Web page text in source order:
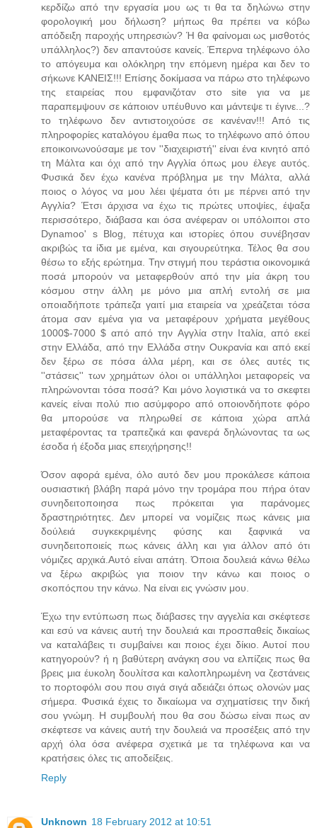
κερδίζω από την εργασία μου ως τι θα τα δηλώνω στην
φορολογική μου δήλωση? μήπως θα πρέπει να κόβω
απόδειξη παροχής υπηρεσιών? Ή θα φαίνομαι ως μισθοτός
υπάλληλος?) δεν απαντούσε κανείς. Έπερνα τηλέφωνο όλο
το απόγευμα και ολόκληρη την επόμενη ημέρα και δεν το
σήκωνε ΚΑΝΕΙΣ!!! Επίσης δοκίμασα να πάρω στο τηλέφωνο
της εταιρείας που εμφανιζόταν στο site για να με
παραπεμψουν σε κάποιον υπέυθυνο και μάντεψε τι έγινε...?
το τηλέφωνο δεν αντιστοιχούσε σε κανέναν!!! Από τις
πληροφορίες καταλόγου έμαθα πως το τηλέφωνο από όπου
εποικοινωνούσαμε με τον ''διαχειριστή'' είναι ένα κινητό από
τη Μάλτα και όχι από την Αγγλία όπως μου έλεγε αυτός.
Φυσικά δεν έχω κανένα πρόβλημα με την Μάλτα, αλλά
ποιος ο λόγος να μου λέει ψέματα ότι με πέρνει από την
Αγγλία? Έτσι άρχισα να έχω τις πρώτες υποψίες, έψαξα
περισσότερο, διάβασα και όσα ανέφεραν οι υπόλοιποι στο
Dynamoo' s Blog, πέτυχα και ιστορίες όπου συνέβησαν
ακριβώς τα ίδια με εμένα, και σιγουρεύτηκα. Τέλος θα σου
θέσω το εξής ερώτημα. Την στιγμή που τεράστια οικονομικά
ποσά μπορούν να μεταφερθούν από την μία άκρη του
κόσμου στην άλλη με μόνο μια απλή εντολή σε μια
οποιαδήποτε τράπεζα γαιτί μια εταιρεία να χρεάζεται τόσα
άτομα σαν εμένα για να μεταφέρουν χρήματα μεγέθους
1000$-7000 $ από από την Αγγλία στην Ιταλία, από εκεί
στην Ελλάδα, από την Ελλάδα στην Ουκρανία και από εκεί
δεν ξέρω σε πόσα άλλα μέρη, και σε όλες αυτές τις
''στάσεις'' των χρημάτων όλοι οι υπάλληλοι μεταφορείς να
πληρώνονται τόσα ποσά? Και μόνο λογιστικά να το σκεφτει
κανείς είναι πολύ πιο ασύμφορο από οποιονδήποτε φόρο
θα μπορούσε να πληρωθεί σε κάποια χώρα απλά
μεταφέροντας τα τραπεζικά και φανερά δηλώνοντας τα ως
έσοδα ή έξοδα μιας επειχήρησης!!
Όσον αφορά εμένα, όλο αυτό δεν μου προκάλεσε κάποια
ουσιαστική βλάβη παρά μόνο την τρομάρα που πήρα όταν
συνηδειτοποιησα πως πρόκειται για παράνομες
δραστηριότητες. Δεν μπορεί να νομίζεις πως κάνεις μια
δούλειά συγκεκριμένης φύσης και ξαφνικά να
συνηδειτοποιείς πως κάνεις άλλη και για άλλον από ότι
νόμιζες αρχικά.Αυτό είναι απάτη. Όποια δουλειά κάνω θέλω
να ξέρω ακριβώς για ποιον την κάνω και ποιος ο
σκοπόςπου την κάνω. Να είναι εις γνώσιν μου.
Έχω την εντύπωση πως διάβασες την αγγελία και σκέφτεσε
και εσύ να κάνεις αυτή την δουλειά και προσπαθείς δικαίως
να καταλάβεις τι συμβαίνει και ποιος έχει δίκιο. Αυτοί που
κατηγορούν? ή η βαθύτερη ανάγκη σου να ελπίζεις πως θα
βρεις μια έυκολη δουλίτσα και καλοπληρωμένη να ζεστάνεις
το πορτοφόλι σου που σιγά σιγά αδειάζει όπως ολονών μας
σήμερα. Φυσικά έχεις το δικαίωμα να σχηματίσεις την δική
σου γνώμη. Η συμβουλή που θα σου δώσω είναι πως αν
σκέφτεσε να κάνεις αυτή την δουλειά να προσέξεις από την
αρχή όλα όσα ανέφερα σχετικά με τα τηλέφωνα και να
κρατήσεις όλες τις αποδείξεις.
Reply
Unknown 18 February 2012 at 10:51